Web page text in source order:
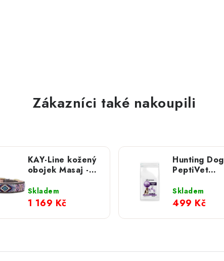
Zákazníci také nakoupili
KAY-Line kožený
obojek Masaj -
Skladem
1 169 Kč
Hunting Dog
PeptiVet
Skladem
499 Kč